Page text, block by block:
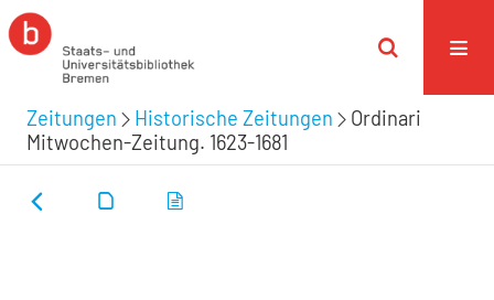
Zeitungen Historische Zeitungen
Ordinari
Mitwochen-Zeitung. 1623-1681